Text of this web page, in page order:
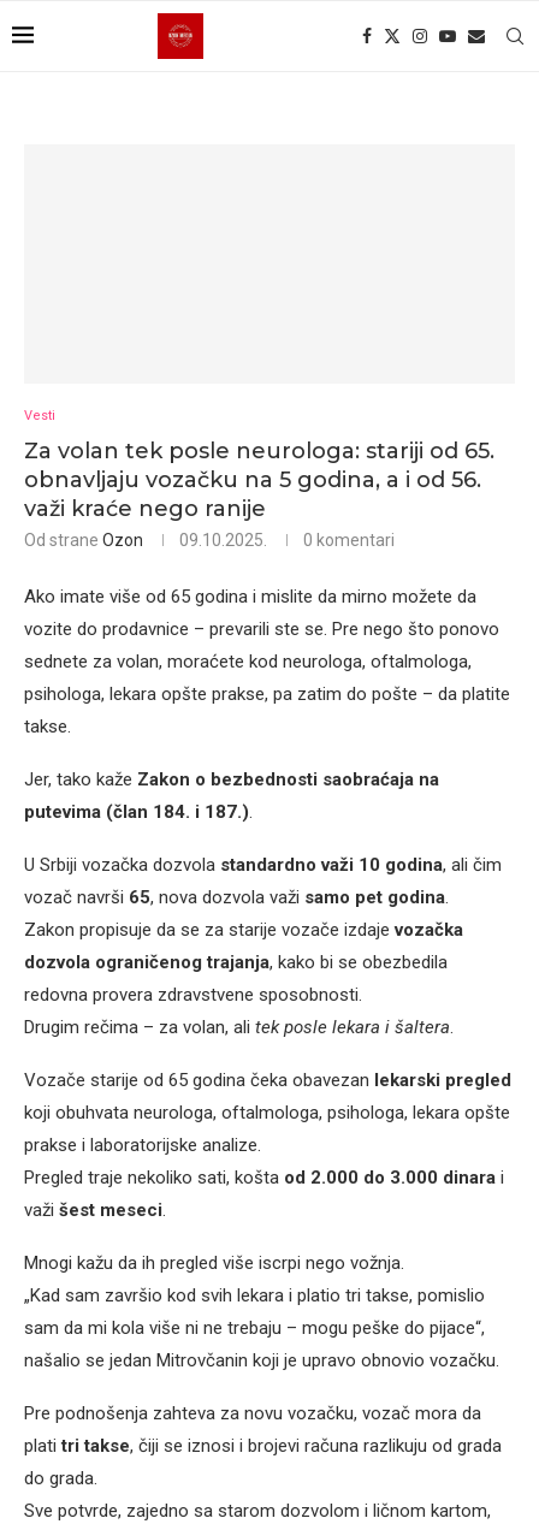
Vesti
Za volan tek posle neurologa: stariji od 65.
obnavljaju vozačku na 5 godina, a i od 56.
važi kraće nego ranije
Od strane Ozon 09.10.2025. 0 komentari
Ako imate više od 65 godina i mislite da mirno možete da
vozite do prodavnice – prevarili ste se. Pre nego što ponovo
sednete za volan, moraćete kod neurologa, oftalmologa,
psihologa, lekara opšte prakse, pa zatim do pošte – da platite
takse.
Jer, tako kaže Zakon o bezbednosti saobraćaja na
putevima (član 184. i 187.).
U Srbiji vozačka dozvola standardno važi 10 godina, ali čim
vozač navrši 65, nova dozvola važi samo pet godina.
Zakon propisuje da se za starije vozače izdajevozačka
dozvola ograničenog trajanja, kako bi se obezbedila
redovna provera zdravstvene sposobnosti.
Drugim rečima – za volan, ali tek posle lekara i šaltera.
Vozače starije od 65 godina čeka obavezan lekarski pregled
koji obuhvata neurologa, oftalmologa, psihologa, lekara opšte
prakse i laboratorijske analize.
Pregled traje nekoliko sati, košta od 2.000 do 3.000 dinara i
važi šest meseci.
Mnogi kažu da ih pregled više iscrpi nego vožnja.
„Kad sam završio kod svih lekara i platio tri takse, pomislio
sam da mi kola više ni ne trebaju – mogu peške do pijace“,
našalio se jedan Mitrovčanin koji je upravo obnovio vozačku.
Pre podnošenja zahteva za novu vozačku, vozač mora da
platitri takse, čiji se iznosi i brojevi računa razlikuju od grada
do grada.
Sve potvrde, zajedno sa starom dozvolom i ličnom kartom,